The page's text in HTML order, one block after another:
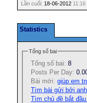
Lần cuối: 18-06-2012 11:16
Statistics
Tổng số bai
Tổng số bai: 8
Posts Per Day:
Bài mới: giúp em
Tìm bài gửi bởi
Tìm chủ đề bắt